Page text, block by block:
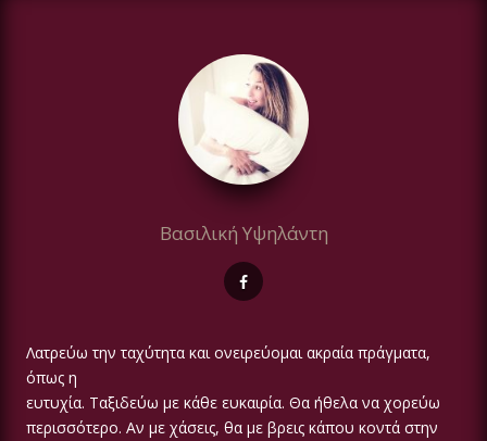
Βασιλική Υψηλάντη
Λατρεύω την ταχύτητα και ονειρεύομαι ακραία πράγματα,
όπως η
ευτυχία. Ταξιδεύω με κάθε ευκαιρία. Θα ήθελα να χορεύω
περισσότερο. Αν με χάσεις, θα με βρεις κάπου κοντά στην